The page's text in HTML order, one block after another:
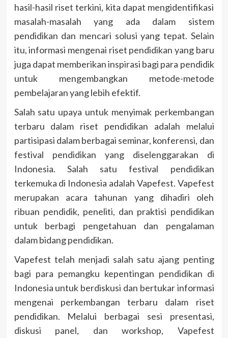
hasil-hasil riset terkini, kita dapat mengidentifikasi
masalah-masalah yang ada dalam sistem
pendidikan dan mencari solusi yang tepat. Selain
itu, informasi mengenai riset pendidikan yang baru
juga dapat memberikan inspirasi bagi para pendidik
untuk mengembangkan metode-metode
pembelajaran yang lebih efektif.
Salah satu upaya untuk menyimak perkembangan
terbaru dalam riset pendidikan adalah melalui
partisipasi dalam berbagai seminar, konferensi, dan
festival pendidikan yang diselenggarakan di
Indonesia. Salah satu festival pendidikan
terkemuka di Indonesia adalah Vapefest. Vapefest
merupakan acara tahunan yang dihadiri oleh
ribuan pendidik, peneliti, dan praktisi pendidikan
untuk berbagi pengetahuan dan pengalaman
dalam bidang pendidikan.
Vapefest telah menjadi salah satu ajang penting
bagi para pemangku kepentingan pendidikan di
Indonesia untuk berdiskusi dan bertukar informasi
mengenai perkembangan terbaru dalam riset
pendidikan. Melalui berbagai sesi presentasi,
diskusi panel, dan workshop, Vapefest